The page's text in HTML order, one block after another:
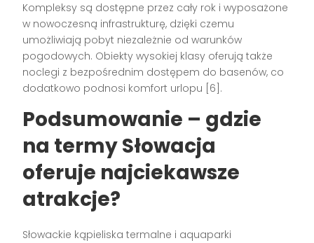
Kompleksy są dostępne przez cały rok i wyposażone
w nowoczesną infrastrukturę, dzięki czemu
umożliwiają pobyt niezależnie od warunków
pogodowych. Obiekty wysokiej klasy oferują także
noclegi z bezpośrednim dostępem do basenów, co
dodatkowo podnosi komfort urlopu [6] .
Podsumowanie – gdzie
na termy Słowacja
oferuje najciekawsze
atrakcje?
Słowackie kąpieliska termalne i aquaparki